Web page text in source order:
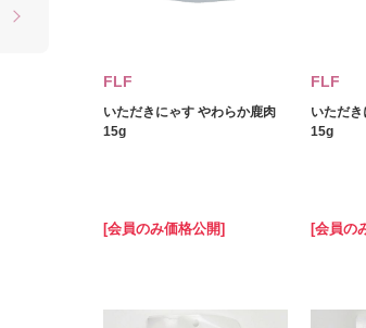
FLF
いただきにゃす やわらか鹿肉
15g
[会員のみ価格公開]
FLF
いただ
15g
[会員の